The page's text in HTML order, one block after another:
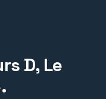
D, Le
.